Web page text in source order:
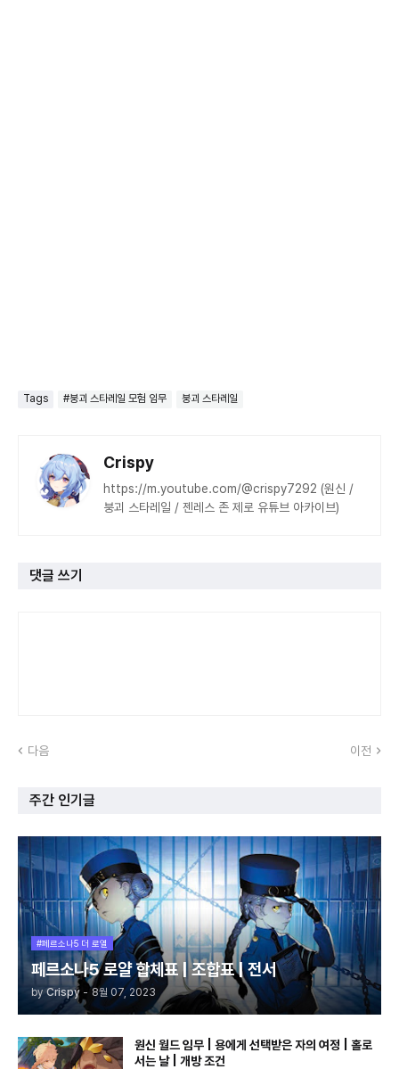
Tags #붕괴 스타레일 모험 임무 붕괴 스타레일
Crispy
https://m.youtube.com/@crispy7292 (원신 /
붕괴 스타레일 / 젠레스 존 제로 유튜브 아카이브)
댓글 쓰기
다음 이전
주간 인기글
#페르소나5 더 로열
페르소나5 로얄 합체표 | 조합표 | 전서
by Crispy - 8월 07, 2023
원신 월드 임무 | 용에게 선택받은 자의 여정 | 홀로
서는 날 | 개방 조건